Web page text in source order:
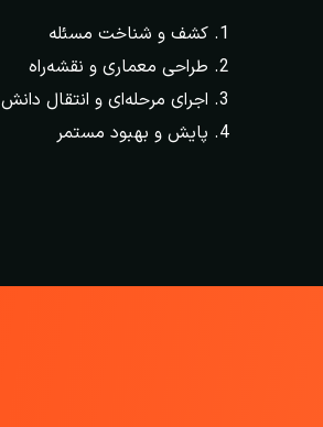
کشف و شناخت مسئله
طراحی معماری و نقشه‌راه
اجرای مرحله‌ای و انتقال دانش
پایش و بهبود مستمر